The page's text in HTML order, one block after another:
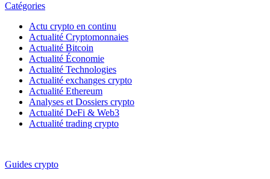
Catégories
Actu crypto en continu
Actualité Cryptomonnaies
Actualité Bitcoin
Actualité Économie
Actualité Technologies
Actualité exchanges crypto
Actualité Ethereum
Analyses et Dossiers crypto
Actualité DeFi & Web3
Actualité trading crypto
Guides crypto